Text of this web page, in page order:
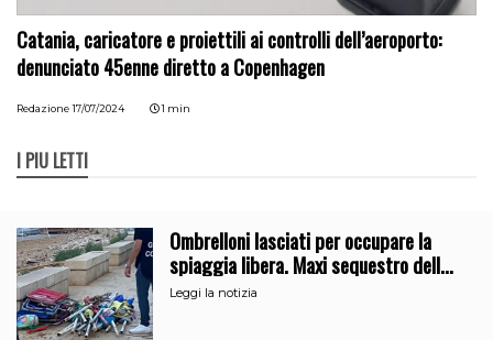
Catania, caricatore e proiettili ai controlli dell’aeroporto:
denunciato 45enne diretto a Copenhagen
Redazione 17/07/2024 1 min
I PIÙ LETTI
Ombrelloni lasciati per occupare la
spiaggia libera. Maxi sequestro della
Guardia Costiera
Leggi la notizia